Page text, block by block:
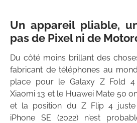
Un appareil pliable,
pas de Pixel ni de
Du côté moins brillant des
fabricant de téléphones au
place pour le Galaxy Z Fold
Xiaomi 13 et le Huawei Mate 50
et la position du Z Flip 4
iPhone SE (2022) n’est